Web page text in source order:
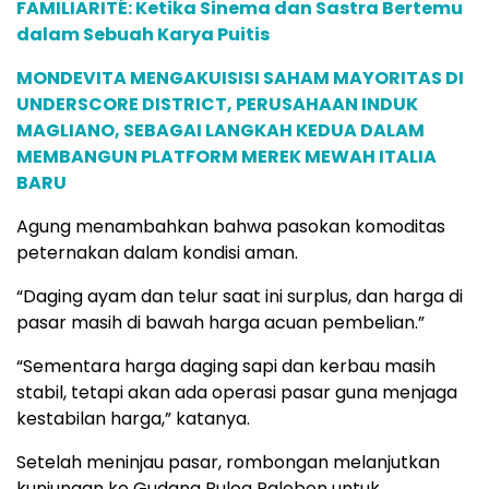
FAMILIARITÉ: Ketika Sinema dan Sastra Bertemu
dalam Sebuah Karya Puitis
MONDEVITA MENGAKUISISI SAHAM MAYORITAS DI
UNDERSCORE DISTRICT, PERUSAHAAN INDUK
MAGLIANO, SEBAGAI LANGKAH KEDUA DALAM
MEMBANGUN PLATFORM MEREK MEWAH ITALIA
BARU
Agung menambahkan bahwa pasokan komoditas
peternakan dalam kondisi aman.
“Daging ayam dan telur saat ini surplus, dan harga di
pasar masih di bawah harga acuan pembelian.”
“Sementara harga daging sapi dan kerbau masih
stabil, tetapi akan ada operasi pasar guna menjaga
kestabilan harga,” katanya.
Setelah meninjau pasar, rombongan melanjutkan